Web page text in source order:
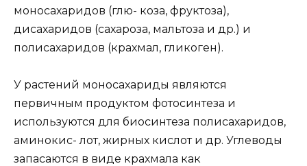
моносахаридов (глю- коза, фруктоза),
дисахаридов (сахароза, мальтоза и др.) и
полисахаридов (крахмал, гликоген).
У растений моносахариды являются
первичным продуктом фотосинтеза и
используются для биосинтеза полисахаридов,
аминокис- лот, жирных кислот и др. Углеводы
запасаются в виде крахмала как